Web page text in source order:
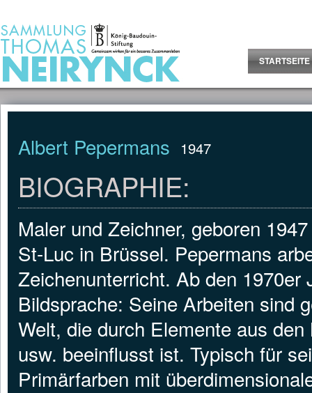
STARTSEITE
Albert Pepermans 1947
BIOGRAPHIE:
Maler und Zeichner, geboren
St-Luc in Brüssel. Pepermans
Zeichenunterricht. Ab den
Bildsprache: Seine Arbeiten sind
Welt, die durch Elemente aus
usw. beeinflusst ist. Typisch für
Primärfarben mit